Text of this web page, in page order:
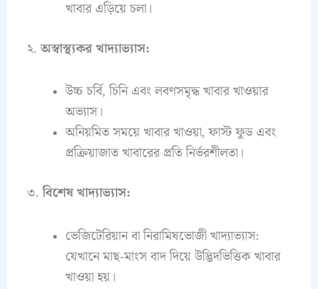
খাবার এড়িয়ে চলা।
২.অস্বাস্থ্যকর খাদ্যাভ্যাস:
উচ্চ চর্বি, চিনি এবং লবণসমৃদ্ধ খাবার খাওয়ার
অভ্যাস।
অনিয়মিত সময়ে খাবার খাওয়া, ফাস্ট ফুড এবং
প্রক্রিয়াজাত খাবারের প্রতি নির্ভরশীলতা।
৩.বিশেষ খাদ্যাভ্যাস:
ভেজিটেরিয়ান বা নিরামিষভোজী খাদ্যাভ্যাস:
যেখানে মাছ-মাংস বাদ দিয়ে উদ্ভিদভিত্তিক খাবার
খাওয়া হয়।